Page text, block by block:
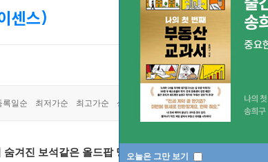
오늘은 그만 보기
센스)
록일순 최저가순 최고가순 상품명순
숨겨진 보석같은 올드팝 명곡 베스트: 세시봉과 6080 세대